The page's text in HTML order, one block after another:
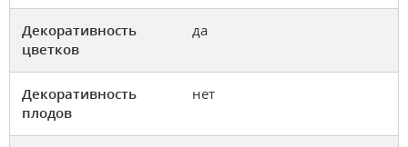
Декоративность
цветков
да
Декоративность
плодов
нет